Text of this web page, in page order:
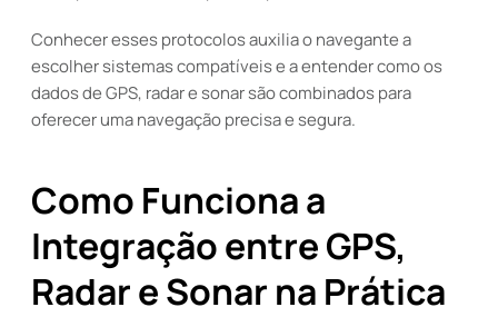
Conhecer esses protocolos auxilia o navegante a
escolher sistemas compatíveis e a entender como os
dados de GPS, radar e sonar são combinados para
oferecer uma navegação precisa e segura.
Como Funciona a
Integração entre GPS,
Radar e Sonar na Prática